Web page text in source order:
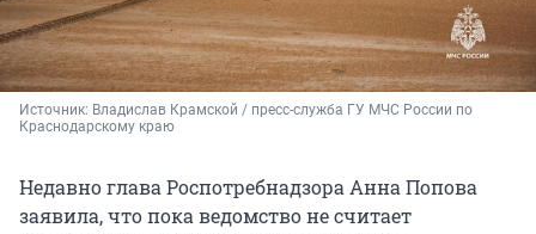
Источник: Владислав Крамской / пресс-служба ГУ МЧС России по
Краснодарскому краю
Недавно глава Роспотребнадзора Анна Попова
заявила, что пока ведомство не считает